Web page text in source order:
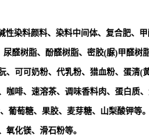
性染料颜料、染料中间体、复合肥、
醛树脂、酚醛树脂、密胶(脲)甲醛树
、可可奶粉、代乳粉、猎血粉、蛋清(
咖啡、速溶茶、调味香料肉、蛋白质
葡萄糖、果胶、麦芽糖、山梨酸钾等
氧化镁、滑石粉等。